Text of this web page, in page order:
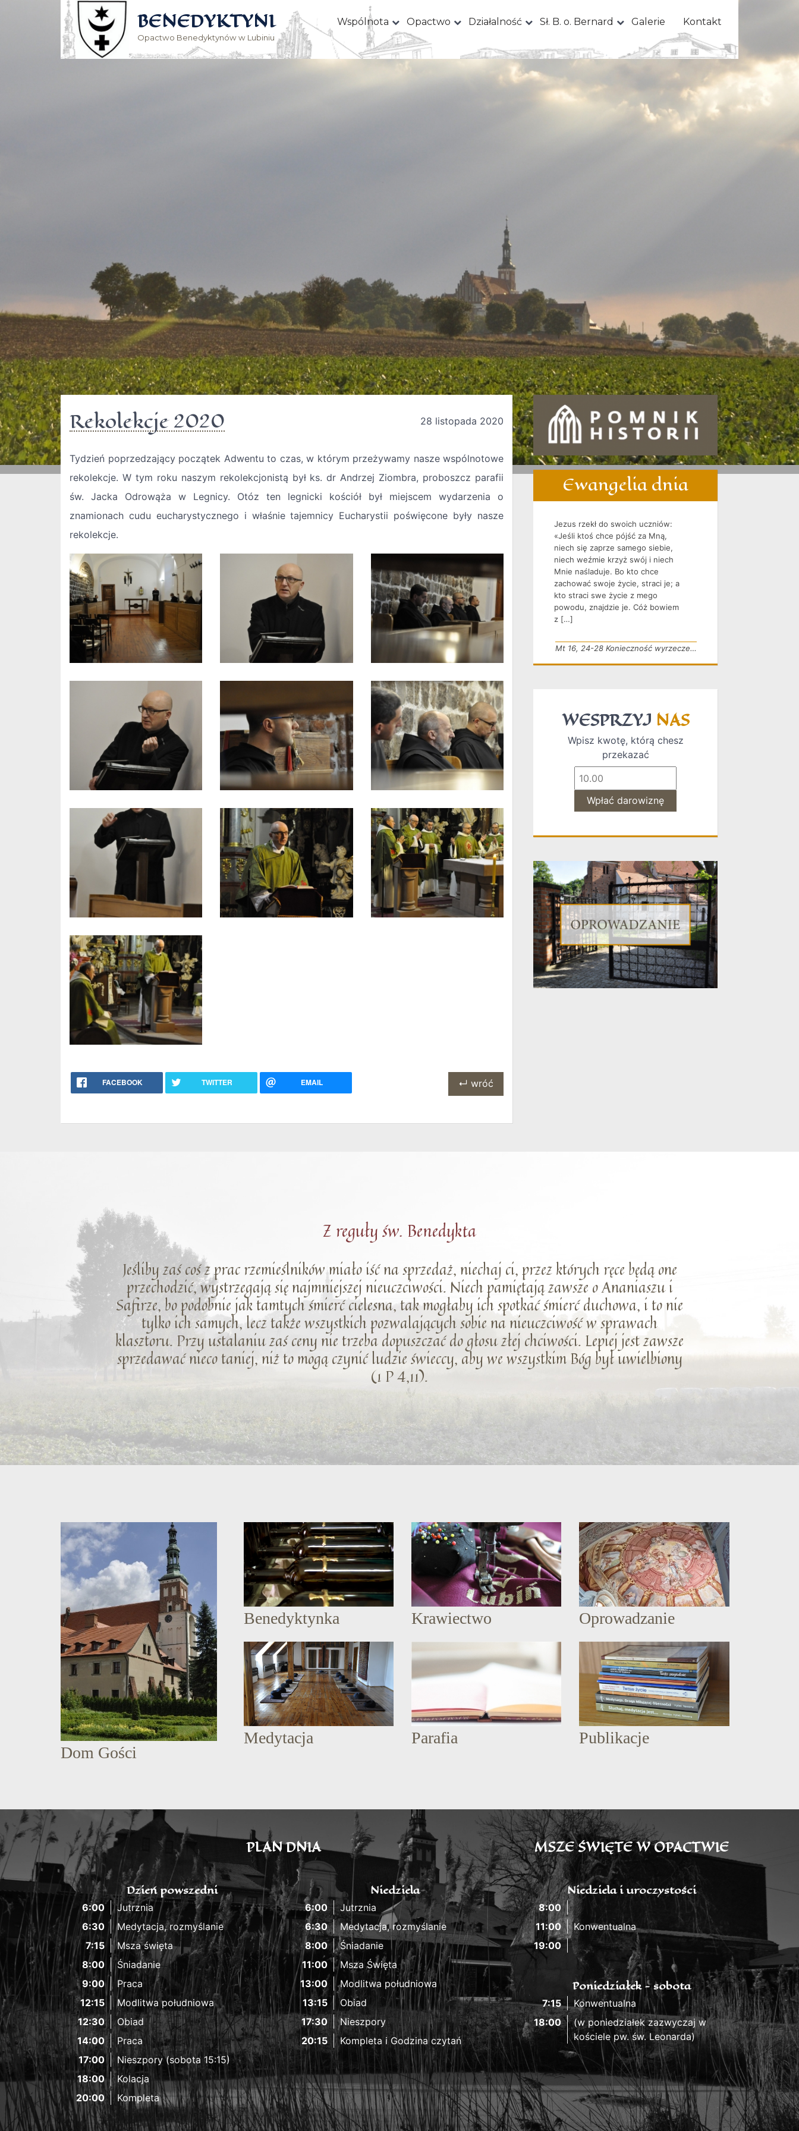
BENEDYKTYNI
Opactwo Benedyktynów w Lubiniu
Wspólnota Opactwo Działalność Sł. B. o. Bernard Galerie Kontakt
Rekolekcje 2020 28 listopada 2020
Tydzień poprzedzający początek Adwentu to czas, w którym przeżywamy nasze wspólnotowe
rekolekcje. W tym roku naszym rekolekcjonistą był ks. dr Andrzej Ziombra, proboszcz parafii
św. Jacka Odrowąża w Legnicy. Otóz ten legnicki kościół był miejscem wydarzenia o
znamionach cudu eucharystycznego i właśnie tajemnicy Eucharystii poświęcone były nasze
rekolekcje.
FACEBOOK TWITTER EMAIL ↵ wróć
Ewangelia dnia
Jezus rzekł do swoich uczniów:
«Jeśli ktoś chce pójść za Mną,
niech się zaprze samego siebie,
niech weźmie krzyż swój i niech
Mnie naśladuje. Bo kto chce
zachować swoje życie, straci je; a
kto straci swe życie z mego
powodu, znajdzie je. Cóż bowiem
z […]
Mt 16, 24-28 Konieczność wyrzeczenia
WESPRZYJ NAS
Wpisz kwotę, którą chesz
przekazać
Z reguły św. Benedykta
Jeśliby zaś coś z prac rzemieślników miało iść na sprzedaż, niechaj ci, przez których ręce będą one
przechodzić, wystrzegają się najmniejszej nieuczciwości. Niech pamiętają zawsze o Ananiaszu i
Safirze, bo podobnie jak tamtych śmierć cielesna, tak mogłaby ich spotkać śmierć duchowa, i to nie
tylko ich samych, lecz także wszystkich pozwalających sobie na nieuczciwość w sprawach
klasztoru. Przy ustalaniu zaś ceny nie trzeba dopuszczać do głosu złej chciwości. Lepiej jest zawsze
sprzedawać nieco taniej, niż to mogą czynić ludzie świeccy, aby we wszystkim Bóg był uwielbiony
(1 P 4,11).
Dom Gości
Benedyktynka Krawiectwo Oprowadzanie
Medytacja Parafia Publikacje
PLAN DNIA
Dzień powszedni
6:00
Jutrznia
6:30
Medytacja, rozmyślanie
7:15
Msza święta
8:00
Śniadanie
9:00
Praca
12:15
Modlitwa południowa
12:30
Obiad
14:00
Praca
17:00
Nieszpory (sobota 15:15)
18:00
Kolacja
20:00
Kompleta
Niedziela
6:00
Jutrznia
6:30
Medytacja, rozmyślanie
8:00
Śniadanie
11:00
Msza Święta
13:00
Modlitwa południowa
13:15
Obiad
17:30
Nieszpory
20:15
Kompleta i Godzina czytań
MSZE ŚWIĘTE W OPACTWIE
Niedziela i uroczystości
8:00
11:00
Konwentualna
19:00
Poniedziałek - sobota
7:15
Konwentualna
18:00
(w poniedziałek zazwyczaj w
kościele pw. św. Leonarda)